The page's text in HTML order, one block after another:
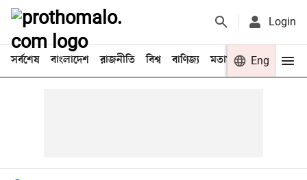
Login
সর্বশেষ বাংলাদেশ রাজনীতি বিশ্ব বাণিজ্য মতামত খেলা
Eng